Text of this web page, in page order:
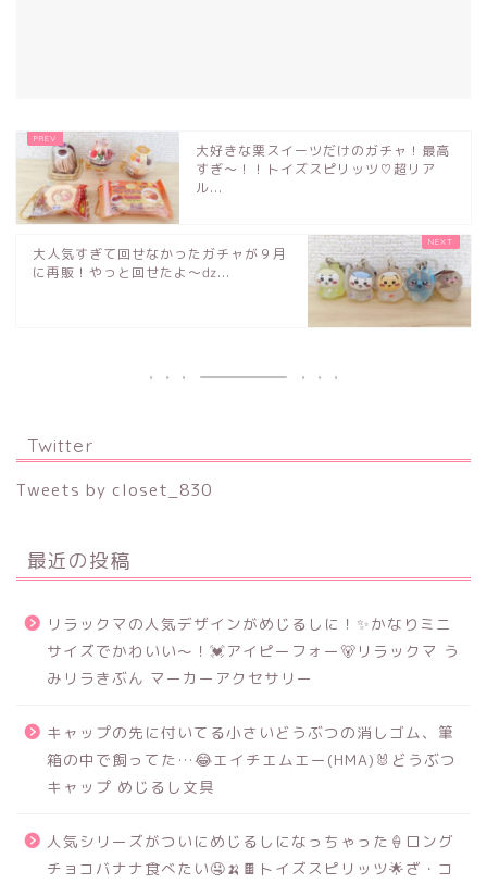
大好きな栗スイーツだけのガチャ！最高
すぎ～！！トイズスピリッツ♡超リア
ル...
大人気すぎて回せなかったガチャが９月
に再販！やっと回せたよ～ǳ...
Twitter
Tweets by closet_830
最近の投稿
リラックマの人気デザインがめじるしに！✨かなりミニ
サイズでかわいい～！💓アイピーフォー🐻リラックマ う
みリラきぶん マーカーアクセサリー
キャップの先に付いてる小さいどうぶつの消しゴム、筆
箱の中で飼ってた…😂エイチエムエー(HMA)🐰どうぶつ
キャップ めじるし文具
人気シリーズがついにめじるしになっちゃった🍦ロング
チョコバナナ食べたい🤤🍌🍫トイズスピリッツ🌟ざ・コ